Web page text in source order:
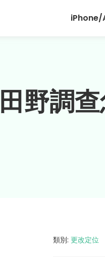
iPhone/
野調
類別: 更改定位